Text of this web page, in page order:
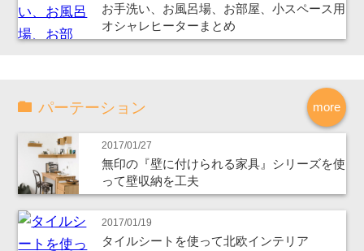
お手洗い、お風呂場、お部屋、小スペース用
オシャレヒーターまとめ
more
パーテーション
2017/01/27
無印の『壁に付けられる家具』シリーズを使
って壁収納を工夫
2017/01/19
タイルシートを使って北欧インテリア